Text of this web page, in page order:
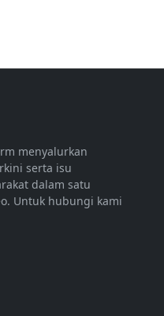
menyalurkan
serta isu
dalam satu
Untuk hubungi kami